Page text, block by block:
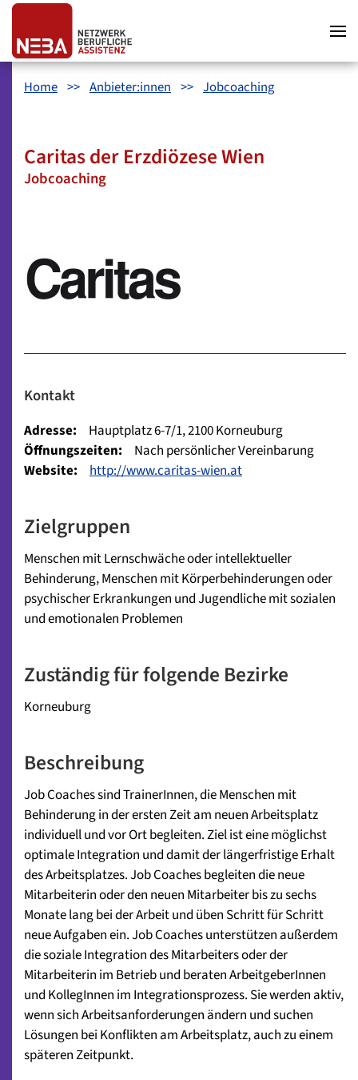
Zum Hauptinhalt springen
Zum Hauptmenü springen
Zum Footer springen
Home Anbieter:innen Jobcoaching
Caritas der Erzdiözese Wien
Jobcoaching
Kontakt
Adresse:
Hauptplatz 6-7/1, 2100 Korneuburg
Öffnungszeiten:
Nach persönlicher Vereinbarung
Website:
http://www.caritas-wien.at
Zielgruppen
Menschen mit Lernschwäche oder intellektueller
Behinderung, Menschen mit Körperbehinderungen oder
psychischer Erkrankungen und Jugendliche mit sozialen
und emotionalen Problemen
Zuständig für folgende Bezirke
Korneuburg
Beschreibung
Job Coaches sind TrainerInnen, die Menschen mit
Behinderung in der ersten Zeit am neuen Arbeitsplatz
individuell und vor Ort begleiten. Ziel ist eine möglichst
optimale Integration und damit der längerfristige Erhalt
des Arbeitsplatzes. Job Coaches begleiten die neue
Mitarbeiterin oder den neuen Mitarbeiter bis zu sechs
Monate lang bei der Arbeit und üben Schritt für Schritt
neue Aufgaben ein. Job Coaches unterstützen außerdem
die soziale Integration des Mitarbeiters oder der
Mitarbeiterin im Betrieb und beraten ArbeitgeberInnen
und KollegInnen im Integrationsprozess. Sie werden aktiv,
wenn sich Arbeitsanforderungen ändern und suchen
Lösungen bei Konflikten am Arbeitsplatz, auch zu einem
späteren Zeitpunkt.